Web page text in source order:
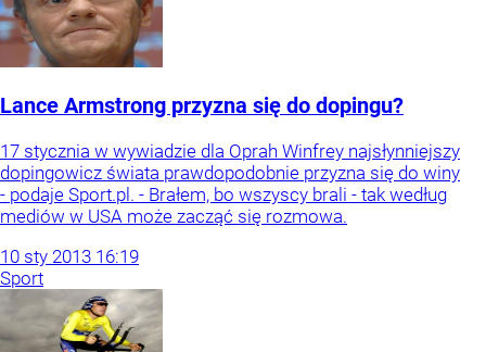
Lance Armstrong przyzna się do dopingu?
17 stycznia w wywiadzie dla Oprah Winfrey najsłynniejszy
dopingowicz świata prawdopodobnie przyzna się do winy
- podaje Sport.pl. - Brałem, bo wszyscy brali - tak według
mediów w USA może zacząć się rozmowa.
10 sty 2013 16:19
Sport